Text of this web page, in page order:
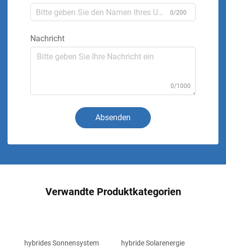
0/200
Nachricht
0/1000
Absenden
Verwandte Produktkategorien
hybrides Sonnensystem hybride Solarenergie